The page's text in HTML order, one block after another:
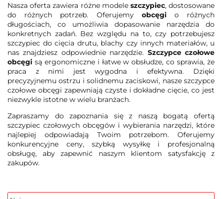
Nasza oferta zawiera różne modele szczypiec, dostosowane
do różnych potrzeb. Oferujemy obcęgio różnych
długościach, co umożliwia dopasowanie narzędzia do
konkretnych zadań. Bez względu na to, czy potrzebujesz
szczypiec do cięcia drutu, blachy czy innych materiałów, u
nas znajdziesz odpowiednie narzędzie. Szczypce czołowe
obcęgi są ergonomiczne i łatwe w obsłudze, co sprawia, że
praca z nimi jest wygodna i efektywna. Dzięki
precyzyjnemu ostrzu i solidnemu zaciskowi, nasze szczypce
czołowe obcęgi zapewniają czyste i dokładne cięcie, co jest
niezwykle istotne w wielu branżach.
Zapraszamy do zapoznania się z naszą bogatą ofertą
szczypiec czołowych obcęgów i wybierania narzędzi, które
najlepiej odpowiadają Twoim potrzebom. Oferujemy
konkurencyjne ceny, szybką wysyłkę i profesjonalną
obsługę, aby zapewnić naszym klientom satysfakcję z
zakupów.